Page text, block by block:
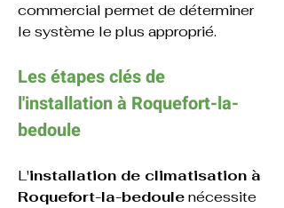
commercial permet de déterminer
le système le plus approprié.
Les étapes clés de
l'installation à Roquefort-la-
bedoule
L'installation de climatisation à
Roquefort-la-bedoule nécessite